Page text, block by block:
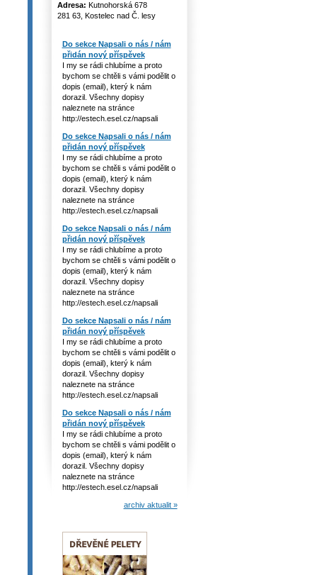
Adresa: Kutnohorská 678
281 63, Kostelec nad Č. lesy
Do sekce Napsali o nás / nám
přidán nový příspěvek
I my se rádi chlubíme a proto
bychom se chtěli s vámi podělit o
dopis (email), který k nám
dorazil. Všechny dopisy
naleznete na stránce
http://estech.esel.cz/napsali
Do sekce Napsali o nás / nám
přidán nový příspěvek
I my se rádi chlubíme a proto
bychom se chtěli s vámi podělit o
dopis (email), který k nám
dorazil. Všechny dopisy
naleznete na stránce
http://estech.esel.cz/napsali
Do sekce Napsali o nás / nám
přidán nový příspěvek
I my se rádi chlubíme a proto
bychom se chtěli s vámi podělit o
dopis (email), který k nám
dorazil. Všechny dopisy
naleznete na stránce
http://estech.esel.cz/napsali
Do sekce Napsali o nás / nám
přidán nový příspěvek
I my se rádi chlubíme a proto
bychom se chtěli s vámi podělit o
dopis (email), který k nám
dorazil. Všechny dopisy
naleznete na stránce
http://estech.esel.cz/napsali
Do sekce Napsali o nás / nám
přidán nový příspěvek
I my se rádi chlubíme a proto
bychom se chtěli s vámi podělit o
dopis (email), který k nám
dorazil. Všechny dopisy
naleznete na stránce
http://estech.esel.cz/napsali
archiv aktualit »